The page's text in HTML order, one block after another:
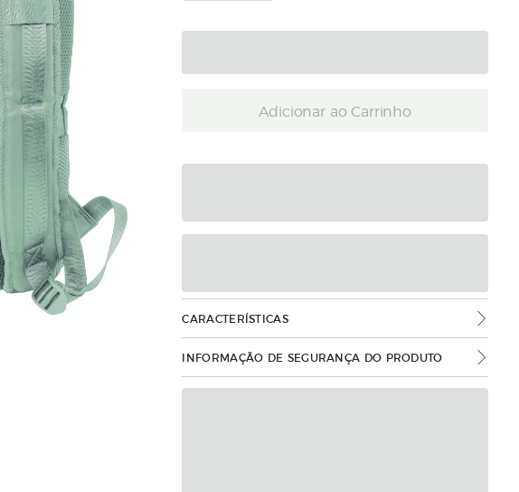
Adicionar ao Carrinho
CARACTERÍSTICAS
INFORMAÇÃO DE SEGURANÇA DO PRODUTO